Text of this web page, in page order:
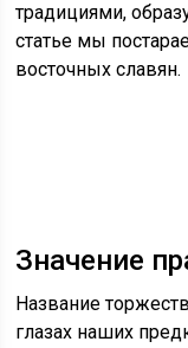
традициями,
статье мы
восточных славян.
Значение
Название
глазах наших